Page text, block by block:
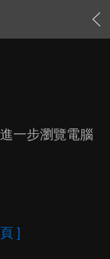
一步瀏覽電腦
]